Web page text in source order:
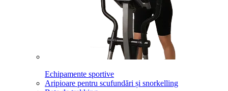
Echipamente sportive
Aripioare pentru scufundări și snorkelling